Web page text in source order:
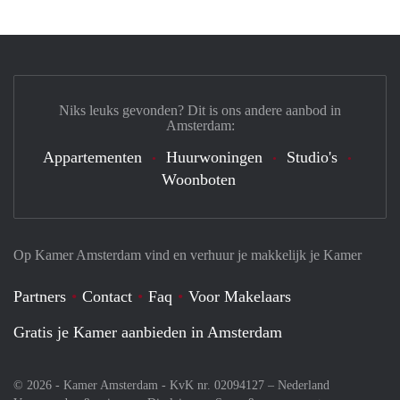
Op Kamer Amsterdam vind en verhuur je makkelijk je Kamer
Partners Contact Faq
Voor Makelaars
Gratis je Kamer aanbieden in Amsterdam
© 2026 - Kamer Amsterdam - KvK nr. 02094127 – Nederland
Niks leuks gevonden? Dit is ons andere aanbod in
Amsterdam:
Appartementen Huurwoningen
Studio's
Woonboten